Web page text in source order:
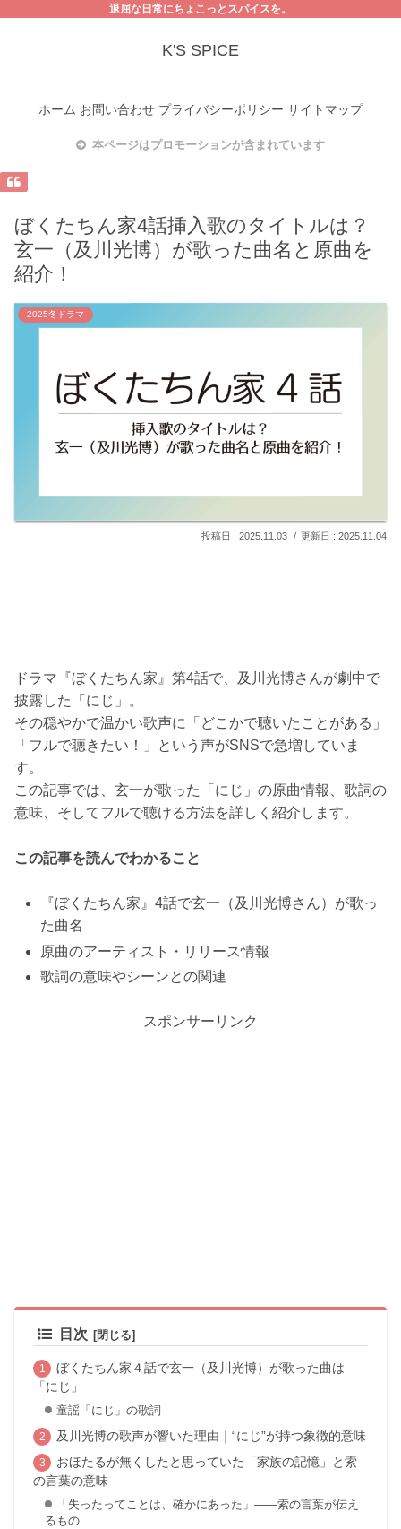
退屈な日常にちょこっとスパイスを。
K'S SPICE
ホーム お問い合わせ プライバシーポリシー サイトマップ
本ページはプロモーションが含まれています
ぼくたちん家4話挿入歌のタイトルは？
玄一（及川光博）が歌った曲名と原曲を
紹介！
2025冬ドラマ
2025.11.03 2025.11.04
ドラマ『ぼくたちん家』第4話で、及川光博さんが劇中で
披露した「にじ」。
その穏やかで温かい歌声に「どこかで聴いたことがある」
「フルで聴きたい！」という声がSNSで急増していま
す。
この記事では、玄一が歌った「にじ」の原曲情報、歌詞の
意味、そしてフルで聴ける方法を詳しく紹介します。
この記事を読んでわかること
『ぼくたちん家』4話で玄一（及川光博さん）が歌っ
た曲名
原曲のアーティスト・リリース情報
歌詞の意味やシーンとの関連
スポンサーリンク
目次
ぼくたちん家４話で玄一（及川光博）が歌った曲は
「にじ」
童謡「にじ」の歌詞
及川光博の歌声が響いた理由｜“にじ”が持つ象徴的意味
おほたるが無くしたと思っていた「家族の記憶」と索
の言葉の意味
「失ったってことは、確かにあった」——索の言葉が伝え
るもの